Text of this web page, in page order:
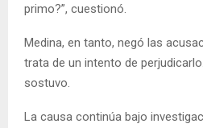
primo?”, cuestionó.
Medina, en tanto, negó las
trata de un intento de
sostuvo.
La causa continúa bajo